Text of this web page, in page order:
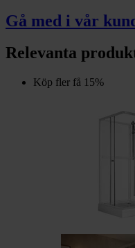
Gå med i vår
Relevanta
Köp fler få 15%